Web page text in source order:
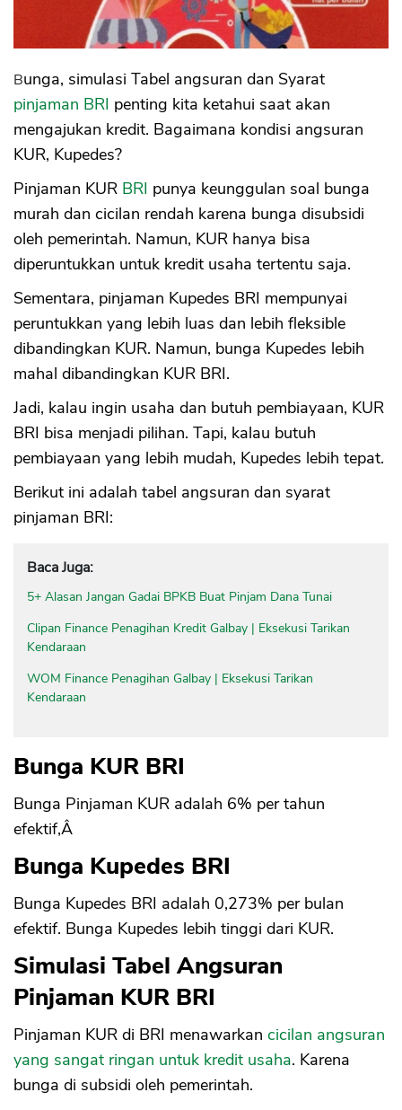
Bunga, simulasi Tabel angsuran dan Syarat
pinjaman BRI penting kita ketahui saat akan
mengajukan kredit. Bagaimana kondisi angsuran
KUR, Kupedes?
Pinjaman KUR BRI punya keunggulan soal bunga
murah dan cicilan rendah karena bunga disubsidi
oleh pemerintah. Namun, KUR hanya bisa
diperuntukkan untuk kredit usaha tertentu saja.
Sementara, pinjaman Kupedes BRI mempunyai
peruntukkan yang lebih luas dan lebih fleksible
dibandingkan KUR. Namun, bunga Kupedes lebih
mahal dibandingkan KUR BRI.
Jadi, kalau ingin usaha dan butuh pembiayaan, KUR
BRI bisa menjadi pilihan. Tapi, kalau butuh
pembiayaan yang lebih mudah, Kupedes lebih tepat.
Berikut ini adalah tabel angsuran dan syarat
pinjaman BRI:
Baca Juga:
5+ Alasan Jangan Gadai BPKB Buat Pinjam Dana Tunai
Clipan Finance Penagihan Kredit Galbay | Eksekusi Tarikan
Kendaraan
WOM Finance Penagihan Galbay | Eksekusi Tarikan
Kendaraan
Bunga KUR BRI
Bunga Pinjaman KUR adalah 6% per tahun
efektif,Â
Bunga Kupedes BRI
Bunga Kupedes BRI adalah 0,273% per bulan
efektif. Bunga Kupedes lebih tinggi dari KUR.
Simulasi Tabel Angsuran
Pinjaman KUR BRI
Pinjaman KUR di BRI menawarkan cicilan angsuran
yang sangat ringan untuk kredit usaha. Karena
bunga di subsidi oleh pemerintah.